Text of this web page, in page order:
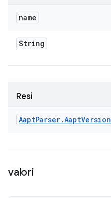
name
String
Resi
AaptParser.AaptVersion
valori